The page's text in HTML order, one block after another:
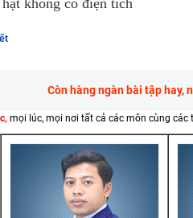
không có điện tích
Còn hàng ngàn bài tập hay,
mọi lúc, mọi nơi tất cả các môn cùng các